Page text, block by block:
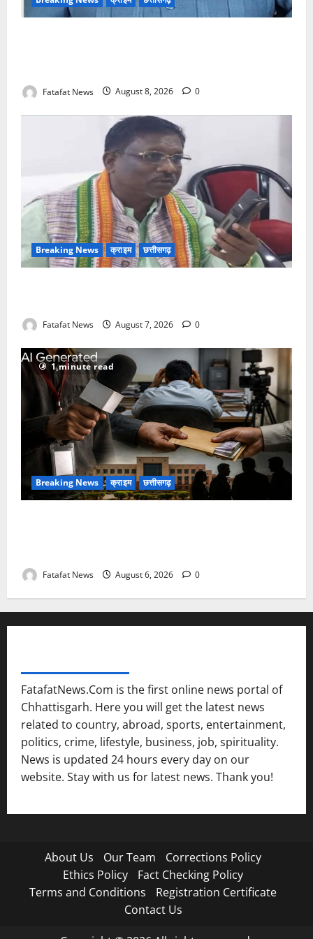
Fatafat News August 8, 2026 0
Breaking News क्राइम छत्तीसगढ़
Fatafat News August 7, 2026 0
1 minute read
Breaking News क्राइम छत्तीसगढ़
Fatafat News August 6, 2026 0
FatafatNews.Com is the first online news portal of
Chhattisgarh. Here you will get the latest news
related to country, abroad, sports, entertainment,
politics, crime, lifestyle, business, job, spirituality.
News is updated 24 hours every day on our
website. Stay with us for latest news. Thank you!
About Us Our Team
Corrections Policy
Ethics Policy
Fact Checking Policy
Terms and Conditions
Registration Certificate
Contact Us